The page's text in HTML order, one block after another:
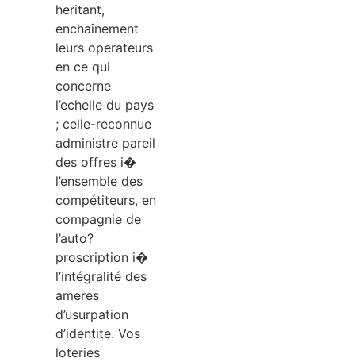
heritant,
enchaînement
leurs operateurs
en ce qui
concerne
l’echelle du pays
; celle-reconnue
administre pareil
des offres i�
l’ensemble des
compétiteurs, en
compagnie de
l’auto?
proscription i�
l’intégralité des
ameres
d’usurpation
d’identite. Vos
loteries